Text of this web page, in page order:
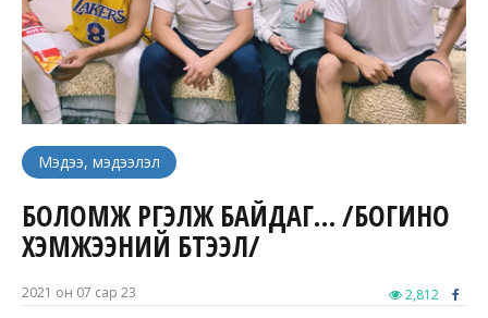
Мэдээ, мэдээлэл
БОЛОМЖ ҮРГЭЛЖ БАЙДАГ… /БОГИНО
ХЭМЖЭЭНИЙ БҮТЭЭЛ/
2021 он 07 сар 23 2,812